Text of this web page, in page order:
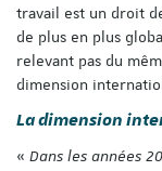
travail est un droit
de plus en plus
relevant pas du
dimension
La dimension
« Dans les années